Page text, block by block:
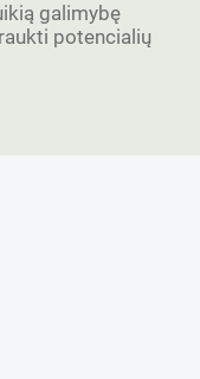
galimybę
potencialių